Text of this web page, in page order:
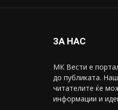
ЗА НАС
МК Вести е
до публиката.
читателите ќе
информации и